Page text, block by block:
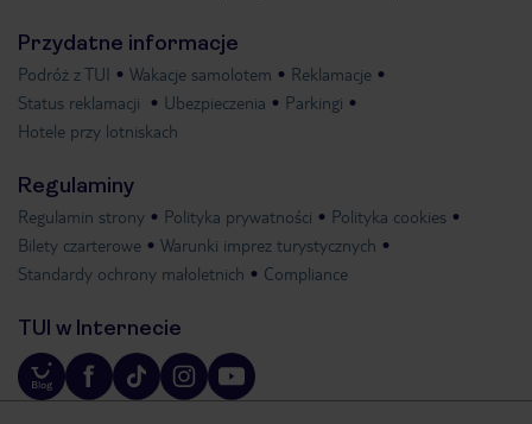
Przydatne informacje
Podróż z TUI Wakacje samolotem
Reklamacje
Status reklamacji
Ubezpieczenia
Parkingi
Hotele przy lotniskach
Regulaminy
Regulamin strony Polityka prywatności
Polityka cookies
Bilety czarterowe
Warunki imprez turystycznych
Standardy ochrony małoletnich
Compliance
TUI w Internecie